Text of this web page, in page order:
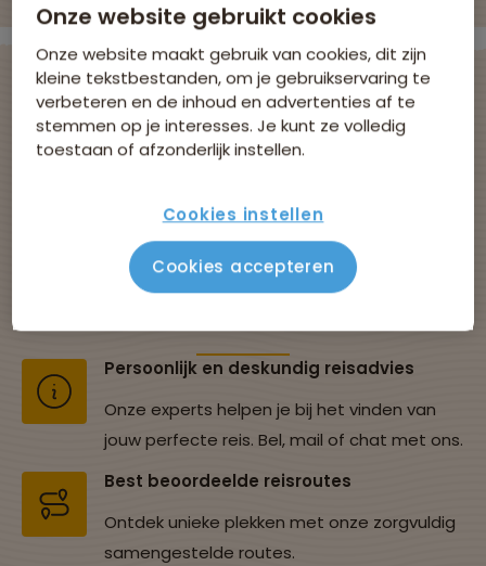
Avontuurlijke
groepsreizen met
Sawadee
Persoonlijk en deskundig reisadvies
Onze experts helpen je bij het vinden van
jouw perfecte reis. Bel, mail of chat met ons.
Best beoordeelde reisroutes
Ontdek unieke plekken met onze zorgvuldig
samengestelde routes.
Onze website gebruikt cookies
Onze website maakt gebruik van cookies, dit zijn
kleine tekstbestanden, om je gebruikservaring te
verbeteren en de inhoud en advertenties af te
stemmen op je interesses. Je kunt ze volledig
toestaan of afzonderlijk instellen.
Cookies instellen
Cookies accepteren